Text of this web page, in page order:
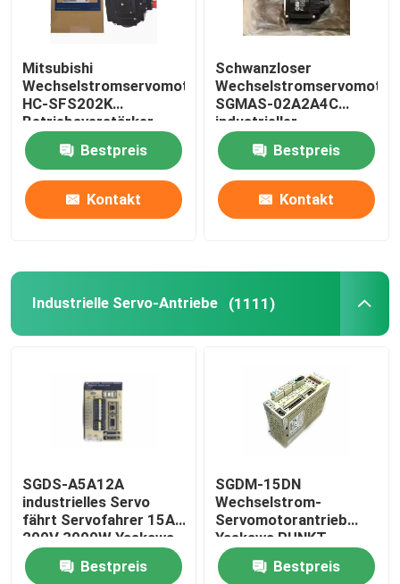
Mitsubishi
Wechselstromservomotor
HC-SFS202K
Betriebsverstärker
Industrieservomotor
Bestpreis
Kontakt
Schwanzloser
Wechselstromservomotor
SGMAS-02A2A4C
industrieller
Servomotor200w 200V
Bestpreis
Kontakt
Industrielle Servo-Antriebe (1111)
SGDS-A5A12A
industrielles Servo
fährt Servofahrer 15A
200V 3000W Yaskawa
Bestpreis
SGDM-15DN
Wechselstrom-
Servomotorantrieb
Yaskawa PUNKT
Servopack 0,5
Amperes 32Bestpreis